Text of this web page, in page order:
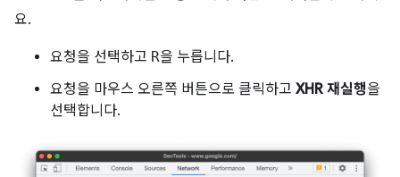
요.
요청을 선택하고 R을 누릅니다.
요청을 마우스 오른쪽 버튼으로 클릭하고 XHR 재실행을
선택합니다.